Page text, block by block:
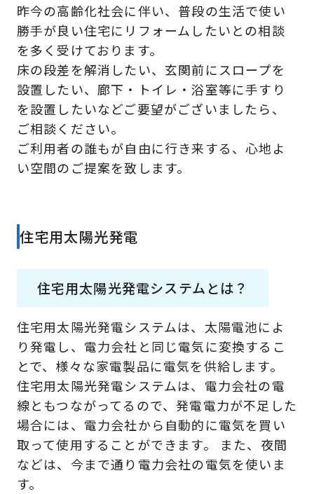
昨今の高齢化社会に伴い、普段の生活で使い
勝手が良い住宅にリフォームしたいとの相談
を多く受けております。
床の段差を解消したい、玄関前にスロープを
設置したい、廊下・トイレ・浴室等に手すり
を設置したいなどご要望がございましたら、
ご相談ください。
ご利用者の誰もが自由に行き来する、心地よ
い空間のご提案を致します。
住宅用太陽光発電
住宅用太陽光発電システムとは？
住宅用太陽光発電システムは、太陽電池によ
り発電し、電力会社と同じ電気に変換するこ
とで、様々な家電製品に電気を供給します。
住宅用太陽光発電システムは、電力会社の電
線ともつながってるので、発電電力が不足した
場合には、電力会社から自動的に電気を買い
取って使用することができます。 また、夜間
などは、今まで通り電力会社の電気を使いま
す。